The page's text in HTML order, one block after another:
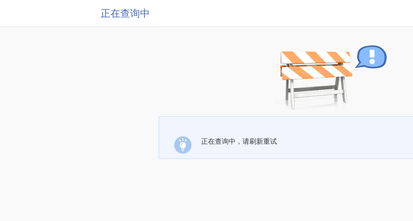
正在查询中
正在查询中，请刷新重试